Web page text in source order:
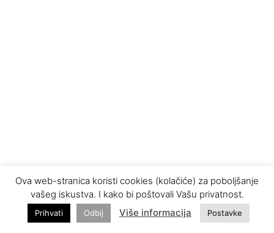
Ova web-stranica koristi cookies (kolačiće) za poboljšanje
vašeg iskustva. I kako bi poštovali Vašu privatnost.
Prihvati Odbij Više informacija Postavke